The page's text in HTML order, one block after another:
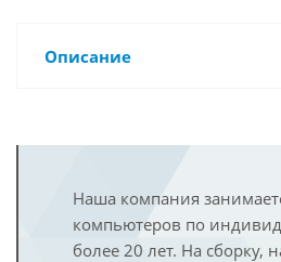
Описание
Наша компания
компьютеров по
более 20 лет. На сборку,